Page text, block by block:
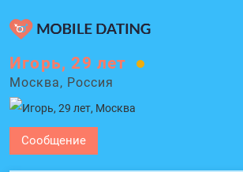
Сообщение
Игорь, 29 лет
Москва, Россия